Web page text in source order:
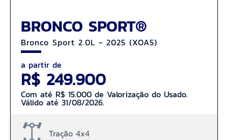
BRONCO SPORT®
Bronco Sport 2.0L - 2025 (XOA5)
a partir de
R$ 249.900
Com até R$ 15.000 de Valorização do Usado.
Válido até 31/08/2026.
Tração 4x4